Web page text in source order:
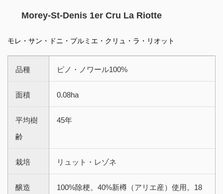
Morey-St-Denis 1er Cru La Riotte
モレ・サン・ドニ・プルミエ・クリュ・ラ・リオット
品種 ピノ・ノワール100%
面積 0.08ha
平均樹
齢
45年
栽培 リュット・レゾネ
醸造
100%除梗。40%新樽（アリエ産）使用。18